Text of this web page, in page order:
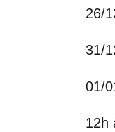
26/
31/
01/
12h